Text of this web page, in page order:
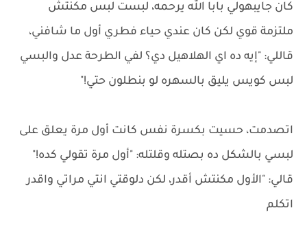
كان جايبهولي بابا الله يرحمه، لبست لبس مكنتش
ملتزمة قوي لكن كان عندي حياء فطري أول ما شافني،
قاللي: "إيه ده اي الهلاهيل دي؟ لفي الطرحة عدل والبسي
لبس كويس يليق بالسهره لو بنطلون حتي!"
اتصدمت، حسيت بكسرة نفس كانت أول مرة يعلق على
لبسي بالشكل ده بصتله وقلتله: "أول مرة تقولي كده!"
قالي: "الأول مكنتش أقدر، لكن دلوقتي انتي مراتي واقدر
اتكلم